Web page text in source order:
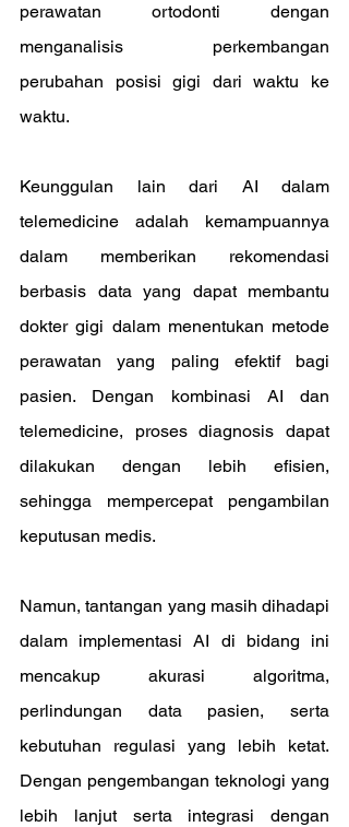
perawatan ortodonti dengan
menganalisis perkembangan
perubahan posisi gigi dari waktu ke
waktu.
Keunggulan lain dari AI dalam
telemedicine adalah kemampuannya
dalam memberikan rekomendasi
berbasis data yang dapat membantu
dokter gigi dalam menentukan metode
perawatan yang paling efektif bagi
pasien. Dengan kombinasi AI dan
telemedicine, proses diagnosis dapat
dilakukan dengan lebih efisien,
sehingga mempercepat pengambilan
keputusan medis.
Namun, tantangan yang masih dihadapi
dalam implementasi AI di bidang ini
mencakup akurasi algoritma,
perlindungan data pasien, serta
kebutuhan regulasi yang lebih ketat.
Dengan pengembangan teknologi yang
lebih lanjut serta integrasi dengan